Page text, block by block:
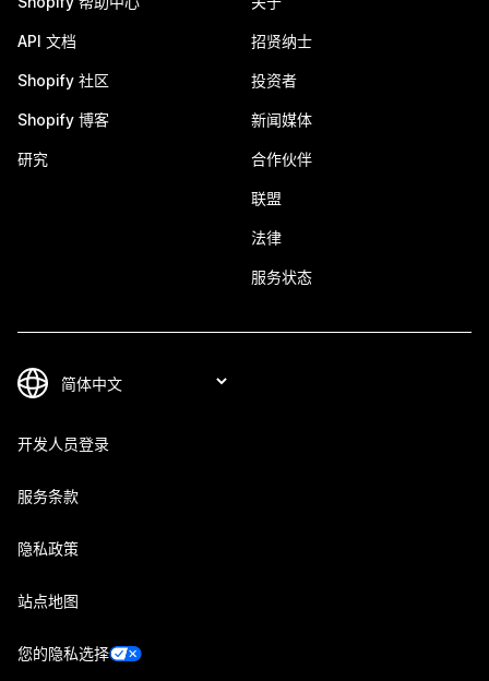
API 文档
Shopify 社区
Shopify 博客
研究
招贤纳士
投资者
新闻媒体
合作伙伴
联盟
法律
服务状态
开发人员登录
服务条款
隐私政策
站点地图
您的隐私选择